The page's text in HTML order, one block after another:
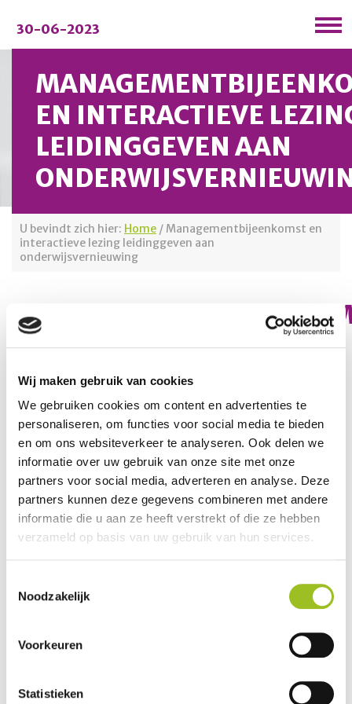
Wij maken gebruik van cookies
We gebruiken cookies om content en advertenties te
personaliseren, om functies voor social media te bieden
en om ons websiteverkeer te analyseren. Ook delen we
informatie over uw gebruik van onze site met onze
partners voor social media, adverteren en analyse. Deze
partners kunnen deze gegevens combineren met andere
informatie die u aan ze heeft verstrekt of die ze hebben
verzameld op basis van uw gebruik van hun services.
Noodzakelijk
Voorkeuren
Statistieken
30-06-2023
EN INTERACTIEVE
LEIDINGGEVEN AAN
U bevindt zich hier: Home / Managementbijeenkomst en
interactieve lezing leidinggeven aan
onderwijsvernieuwing
Datum:Vrijdag 30 juni 2023
Locatie: Vorm:Aeres Tech, Ede
Op de managementbijeenkomst op 30 juni 2023 van
de platforms PIE en M&T is er een workshop met het
thema Onderwijskundig leiderschap en
onderwijsvernieuwingen. De bijeenkomst is voor een
beperkt aantal deelnemers en is voor leden van de
platforms kosteloos.
Interactieve lezing directie en bestuurders
onderwijsarbeidsmarkt en onafhankelijke adviseur
mbo-sector) gaat in zijn workshop in op welke ruimte
leiderschap vraagt om het denken in verschillende
regelgeving voor de nodige onderwijsvernieuwingen